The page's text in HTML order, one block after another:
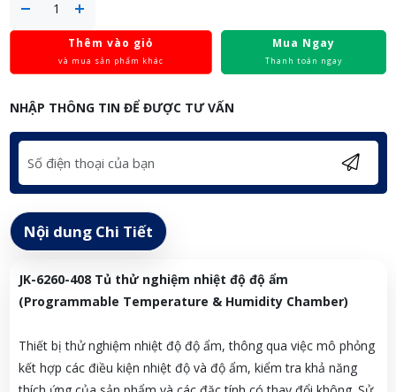
Thêm vào giỏ
và mua sản phẩm khác
Mua Ngay
Thanh toán ngay
NHẬP THÔNG TIN ĐỂ ĐƯỢC TƯ VẤN
Nội dung Chi Tiết
JK-6260-408 Tủ thử nghiệm nhiệt độ độ ẩm
(Programmable Temperature & Humidity Chamber)
Thiết bị thử nghiệm nhiệt độ độ ẩm, thông qua việc mô phỏng
kết hợp các điều kiện nhiệt độ và độ ẩm, kiểm tra khả năng